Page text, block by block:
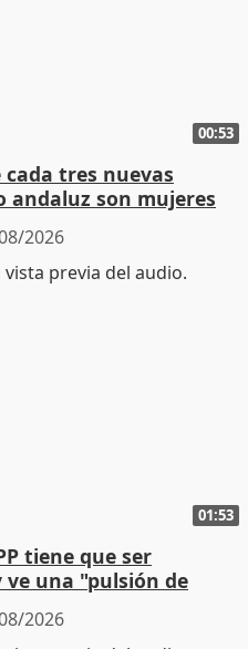
00:53
tres nuevas
andaluz son mujeres
2026
01:53
tiene que ser
una "pulsión de
2026